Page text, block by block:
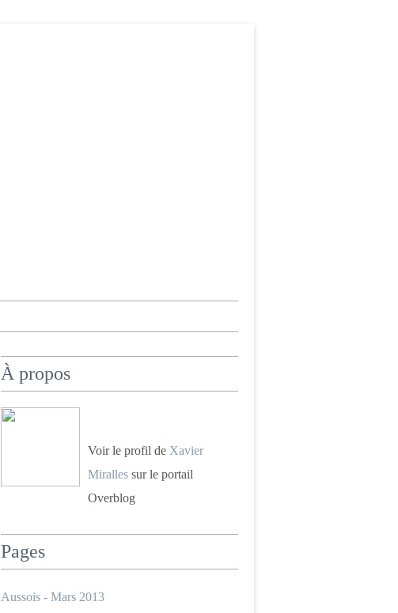
À propos
Voir le profil de Xavier
Miralles sur le portail
Overblog
Pages
Aussois - Mars 2013